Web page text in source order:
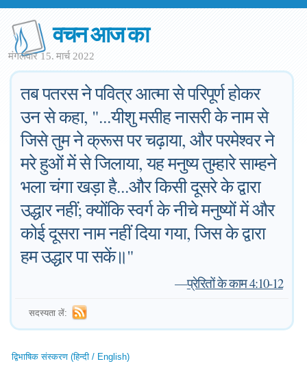
वचन आज का
मंगलवार 15. मार्च 2022
तब पतरस ने पवित्र आत्मा से परिपूर्ण होकर
उन से कहा, "...यीशु मसीह नासरी के नाम से
जिसे तुम ने क्रूस पर चढ़ाया, और परमेश्वर ने
मरे हुओं में से जिलाया, यह मनुष्य तुम्हारे साम्हने
भला चंगा खड़ा है...और किसी दूसरे के द्वारा
उद्धार नहीं; क्योंकि स्वर्ग के नीचे मनुष्यों में और
कोई दूसरा नाम नहीं दिया गया, जिस के द्वारा
हम उद्धार पा सकें॥"
—प्रेरितों के काम 4:10-12
सदस्यता लें:
द्विभाषिक संस्करण (हिन्दी / English)